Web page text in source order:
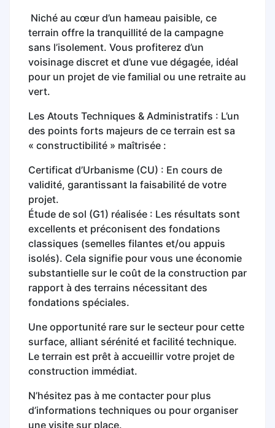
Niché au cœur d’un hameau paisible, ce
terrain offre la tranquillité de la campagne
sans l’isolement. Vous profiterez d’un
voisinage discret et d’une vue dégagée, idéal
pour un projet de vie familial ou une retraite au
vert.
Les Atouts Techniques & Administratifs : L’un
des points forts majeurs de ce terrain est sa
« constructibilité » maîtrisée :
Certificat d’Urbanisme (CU) : En cours de
validité, garantissant la faisabilité de votre
projet.
Étude de sol (G1) réalisée : Les résultats sont
excellents et préconisent des fondations
classiques (semelles filantes et/ou appuis
isolés). Cela signifie pour vous une économie
substantielle sur le coût de la construction par
rapport à des terrains nécessitant des
fondations spéciales.
Une opportunité rare sur le secteur pour cette
surface, alliant sérénité et facilité technique.
Le terrain est prêt à accueillir votre projet de
construction immédiat.
N’hésitez pas à me contacter pour plus
d’informations techniques ou pour organiser
une visite sur place.